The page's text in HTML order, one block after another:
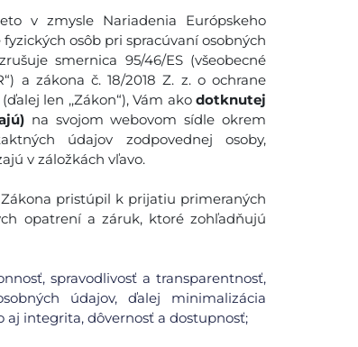
v zmysle Nariadenia Európskeho
osôb pri spracúvaní osobných
smernica 95/46/ES (všeobecné
a zákona č. 18/2018 Z. z. o ochrane
len ,,Zákon“), Vám ako dotknutej
na svojom webovom sídle okrem
údajov zodpovednej osoby,
v záložkách vľavo.
Zákona pristúpil k prijatiu primeraných
opatrení a záruk, ktoré zohľadňujú
spravodlivosť a transparentnosť,
údajov, ďalej minimalizácia
aj integrita, dôvernosť a dostupnosť;